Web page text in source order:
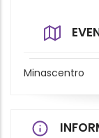
Minascentro